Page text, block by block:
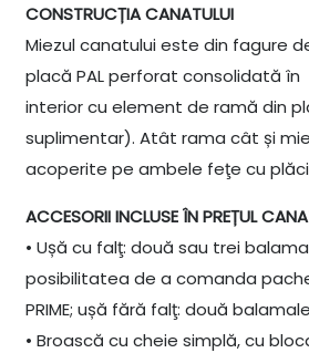
CONSTRUCȚIA CANATULUI
Miezul canatului este din fagure
placă PAL perforat consolidată în
interior cu element de ramă din
suplimentar). Atât rama cât și
acoperite pe ambele feţe cu plăci
ACCESORII INCLUSE ÎN PREȚUL
• Ușă cu falţ: două sau trei
posibilitatea de a comanda
PRIME; ușă fără falţ: două
• Broască cu cheie simplă, cu